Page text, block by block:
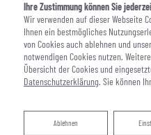
Ihre Zustimmung können Sie
Wir verwenden auf dieser Webseite
Ihnen ein bestmögliches
von Cookies auch ablehnen und
notwendigen Cookies nutzen.
Übersicht der Cookies und
Datenschutzerklärung. Sie können
Ablehnen
Ablehnen